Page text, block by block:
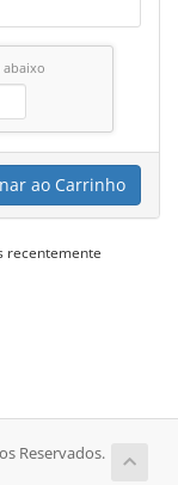
ao Carrinho
recentemente
Reservados.